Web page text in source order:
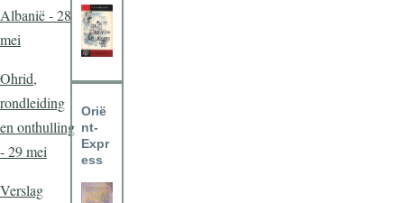
Albanië - 28
mei
Ohrid,
rondleiding
en onthulling
- 29 mei
Verslag
Orië
nt-
Expr
ess